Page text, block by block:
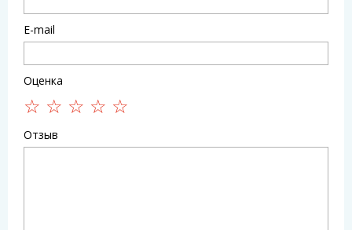
E-mail
Оценка
Отзыв